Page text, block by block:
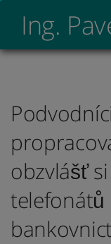
Ing.
obzvlášť